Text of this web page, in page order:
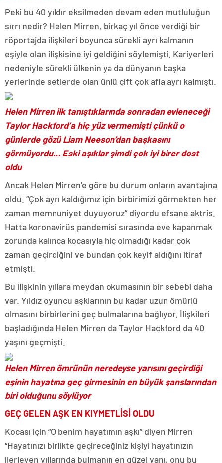
Peki bu 40 yıldır eksilmeden devam eden mutluluğun
sırrı nedir? Helen Mirren, birkaç yıl önce verdiği bir
röportajda ilişkileri boyunca sürekli ayrı kalmanın
eşiyle olan ilişkisine iyi geldiğini söylemişti. Kariyerleri
nedeniyle sürekli ülkenin ya da dünyanın başka
yerlerinde setlerde olan ünlü çift çok afla ayrı kalmıştı.
Helen Mirren ilk tanıştıklarında sonradan evleneceği
Taylor Hackford’a hiç yüz vermemişti çünkü o
günlerde gözü Liam Neeson’dan başkasını
görmüyordu… Eski aşıklar şimdi çok iyi birer dost
oldu
Ancak Helen Mirren’e göre bu durum onların avantajına
oldu. “Çok ayrı kaldığımız için birbirimizi görmekten her
zaman memnuniyet duyuyoruz” diyordu efsane aktris.
Hatta koronavirüs pandemisi sırasında eve kapanmak
zorunda kalınca kocasıyla hiç olmadığı kadar çok
zaman geçirdiğini ve bundan çok keyif aldığını itiraf
etmişti.
Bu ilişkinin yıllara meydan okumasının bir sebebi daha
var. Yıldız oyuncu aşklarının bu kadar uzun ömürlü
olmasını birbirlerini geç bulmalarına bağlıyor. İlişkileri
başladığında Helen Mirren da Taylor Hackford da 40
yaşını geçmişti.
Helen Mirren ömrünün neredeyse yarısını geçirdiği
eşinin hayatına geç girmesinin en büyük şanslarından
biri olduğunu söylüyor
GEÇ GELEN AŞK EN KIYMETLİSİ OLDU
Kocası için “O benim hayatımın aşkı” diyen Mirren
“Hayatınızı birlikte geçireceğiniz kişiyi hayatınızın
ilerleyen yıllarında bulmanın en güzel yanı, onu bu